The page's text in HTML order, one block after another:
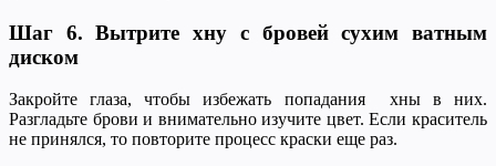
Шаг 6. Вытрите хну с бровей сухим ватным
диском
Закройте глаза, чтобы избежать попадания хны в них.
Разгладьте брови и внимательно изучите цвет. Если краситель
не принялся, то повторите процесс краски еще раз.